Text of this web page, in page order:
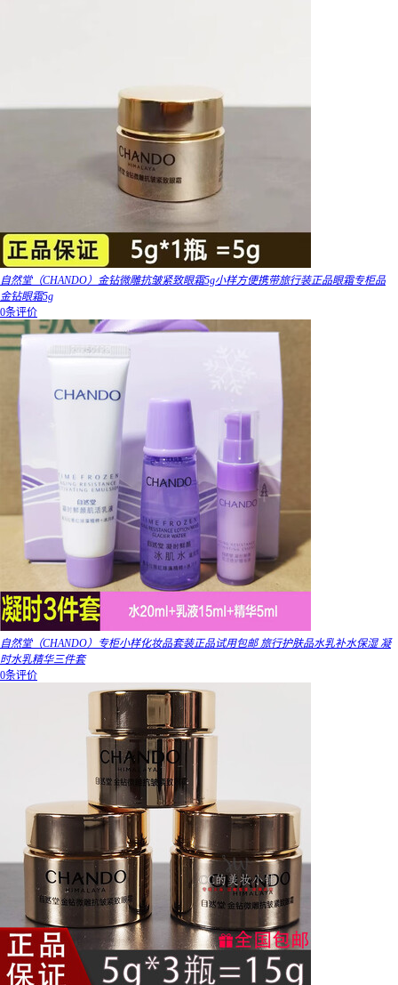
自然堂（CHANDO）金钻微雕抗皱紧致眼霜5g小样方便携带旅行装正品眼霜专柜品
金钻眼霜5g
0条评价
自然堂（CHANDO）专柜小样化妆品套装正品试用包邮 旅行护肤品水乳补水保湿 凝
时水乳精华三件套
0条评价